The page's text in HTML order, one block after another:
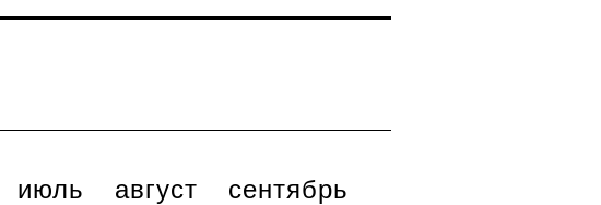
июль август
сентябрь